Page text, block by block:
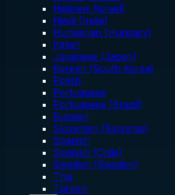
Hebrew (Israel)
Hindi (India)
Hungarian (Hungary)
Italian
Japanese (Japan)
Korean (South Korea)
Polish
Portuguese
Portuguese (Brazil)
Russian
Slovenian (Slovenia)
Spanish
Spanish (Chile)
Swedish (Sweden)
Thai
Turkish